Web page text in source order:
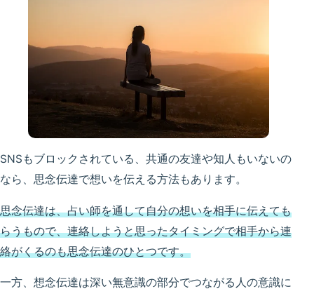
SNSもブロックされている、共通の友達や知人もいないの
なら、思念伝達で想いを伝える方法もあります。
思念伝達は、占い師を通して自分の想いを相手に伝えても
らうもので、連絡しようと思ったタイミングで相手から連
絡がくるのも思念伝達のひとつです。
一方、想念伝達は深い無意識の部分でつながる人の意識に